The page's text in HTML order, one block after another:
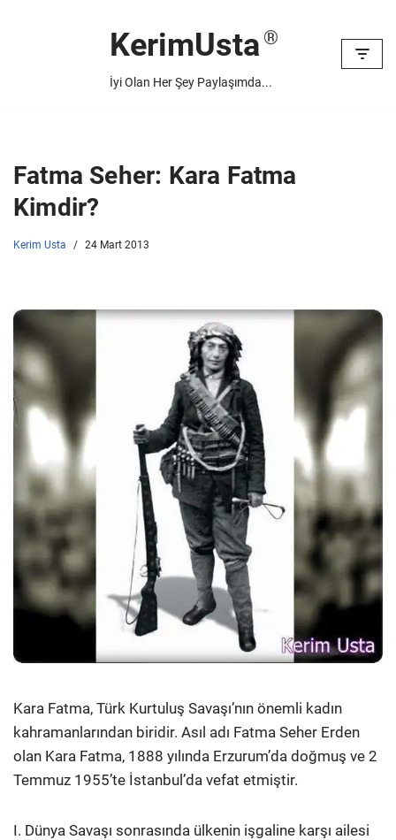
KerimUsta
İyi Olan Her Şey Paylaşımda...
Fatma Seher: Kara Fatma
Kimdir?
Kerim Usta 24 Mart 2013
Kara Fatma, Türk Kurtuluş Savaşı’nın önemli kadın
kahramanlarından biridir. Asıl adı Fatma Seher Erden
olan Kara Fatma, 1888 yılında Erzurum’da doğmuş ve 2
Temmuz 1955’te İstanbul’da vefat etmiştir.
I. Dünya Savaşı sonrasında ülkenin işgaline karşı ailesi